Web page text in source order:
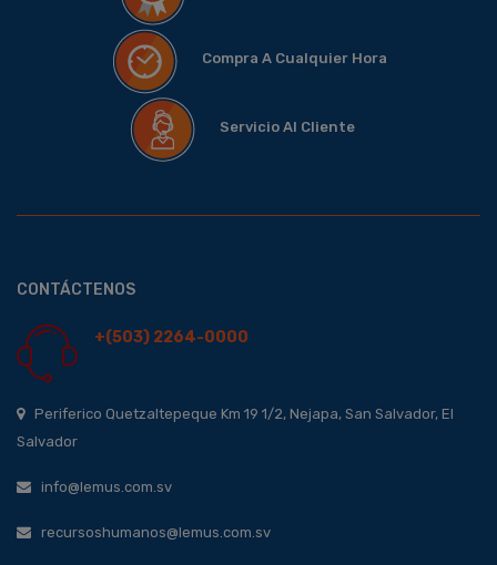
Compra A Cualquier Hora
Servicio Al Cliente
CONTÁCTENOS
+(503) 2264-0000
Periferico Quetzaltepeque Km 19 1/2, Nejapa, San Salvador, El
Salvador
info@lemus.com.sv
recursoshumanos@lemus.com.sv